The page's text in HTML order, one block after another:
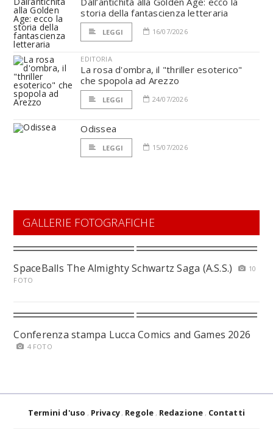
storia della fantascienza letteraria
LEGGI 16/07/2026
EDITORIA
La rosa d'ombra, il "thriller esoterico"
che spopola ad Arezzo
LEGGI 24/07/2026
Odissea
LEGGI 15/07/2026
GALLERIE FOTOGRAFICHE
SpaceBalls The Almighty Schwartz Saga (A.S.S.)
10
FOTO
Conferenza stampa Lucca Comics and Games 2026
4 FOTO
Termini d'uso Privacy Regole Redazione Contatti